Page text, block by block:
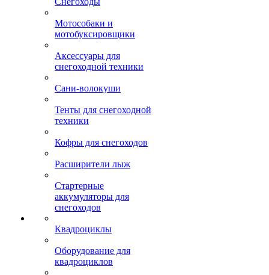
Мотособаки и
мотобуксировщики
Аксессуары для
снегоходной техники
Сани-волокуши
Тенты для снегоходной
техники
Кофры для снегоходов
Расширители лыж
Стартерные
аккумуляторы для
снегоходов
Квадроциклы
Оборудование для
квадроциклов